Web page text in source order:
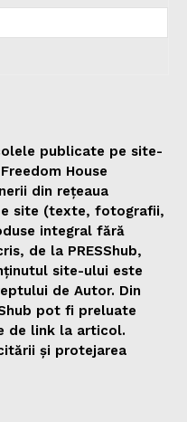
publicate pe site-
House
din rețeaua
site (texte, fotografii,
integral fără
de la PRESShub,
site-ului este
de Autor. Din
pot fi preluate
de link la articol.
și protejarea